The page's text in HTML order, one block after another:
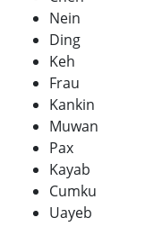
Nein
Ding
Keh
Frau
Kankin
Muwan
Pax
Kayab
Cumku
Uayeb